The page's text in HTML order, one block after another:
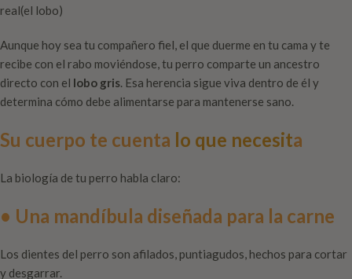
real(el lobo)
Aunque hoy sea tu compañero fiel, el que duerme en tu cama y te
recibe con el rabo moviéndose, tu perro comparte un ancestro
directo con el lobo gris. Esa herencia sigue viva dentro de él y
determina cómo debe alimentarse para mantenerse sano.
Su cuerpo te cuenta lo que necesita
La biología de tu perro habla claro:
• Una mandíbula diseñada para la carne
Los dientes del perro son afilados, puntiagudos, hechos para cortar
y desgarrar.